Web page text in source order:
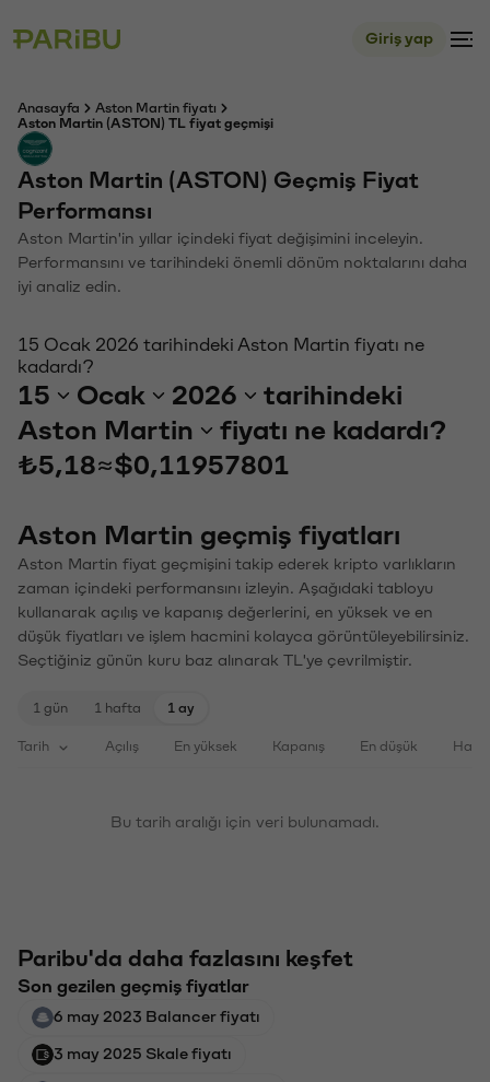
Giriş yap
Anasayfa
Aston Martin fiyatı
Aston Martin (ASTON) TL fiyat geçmişi
Aston Martin (ASTON) Geçmiş Fiyat
Performansı
Aston Martin'in yıllar içindeki fiyat değişimini inceleyin.
Performansını ve tarihindeki önemli dönüm noktalarını daha
iyi analiz edin.
15 Ocak 2026 tarihindeki Aston Martin fiyatı ne
kadardı?
15 Ocak 2026
tarihindeki
Aston Martin
fiyatı ne kadardı?
₺5,18≈$0,11957801
Aston Martin geçmiş fiyatları
Aston Martin fiyat geçmişini takip ederek kripto varlıkların
zaman içindeki performansını izleyin. Aşağıdaki tabloyu
kullanarak açılış ve kapanış değerlerini, en yüksek ve en
düşük fiyatları ve işlem hacmini kolayca görüntüleyebilirsiniz.
Seçtiğiniz günün kuru baz alınarak TL'ye çevrilmiştir.
1 gün 1 hafta 1 ay
Tarih Açılış En yüksek Kapanış En düşük
Bu tarih aralığı için veri bulunamadı.
Paribu'da daha fazlasını keşfet
Son gezilen geçmiş fiyatlar
6 may 2023 Balancer fiyatı
3 may 2025 Skale fiyatı